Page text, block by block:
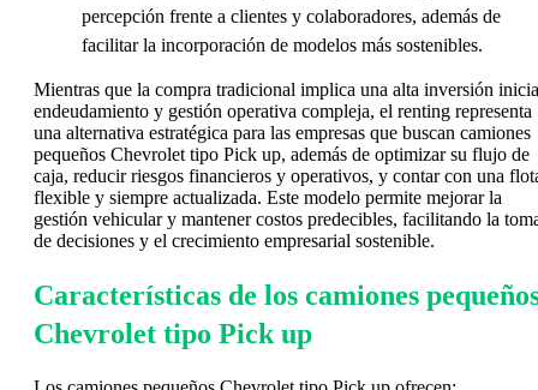
percepción frente a clientes y colaboradores, además de
facilitar la incorporación de modelos más sostenibles.
Mientras que la compra tradicional implica una alta inversión
endeudamiento y gestión operativa compleja, el renting representa
una alternativa estratégica para las empresas que buscan camiones
pequeños Chevrolet tipo Pick up, además de optimizar su flujo de
caja, reducir riesgos financieros y operativos, y contar con una
flexible y siempre actualizada. Este modelo permite mejorar la
gestión vehicular y mantener costos predecibles, facilitando la
de decisiones y el crecimiento empresarial sostenible.
Características de los camiones
Chevrolet tipo Pick up